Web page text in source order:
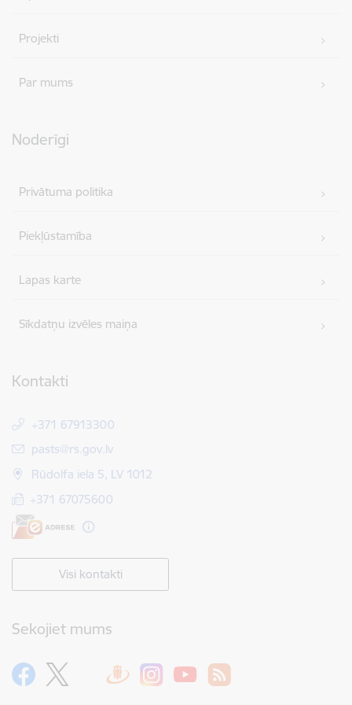
Projekti
Par mums
Noderīgi
Privātuma politika
Piekļūstamība
Lapas karte
Sīkdatņu izvēles maiņa
Kontakti
+371 67913300
E-pasts:
pasts@rs.gov.lv
Rūdolfa iela 5, LV 1012
+371 67075600
Visi kontakti
Sekojiet mums